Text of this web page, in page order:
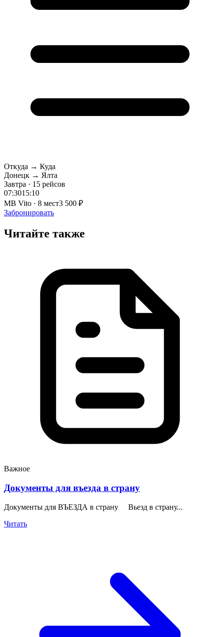
Откуда → Куда
Донецк → Ялта
Завтра · 15 рейсов
07:3015:10
MB Vito · 8 мест3 500 ₽
Забронировать
Читайте также
Важное
Документы для въезда в страну
Документы для ВЪЕЗДА в страну Вьезд в страну...
Читать